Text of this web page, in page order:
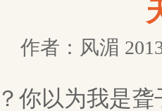
作者：风湄
以为我是聋